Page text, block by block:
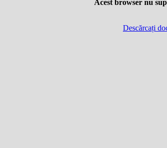
Acest browser nu
Descărcați